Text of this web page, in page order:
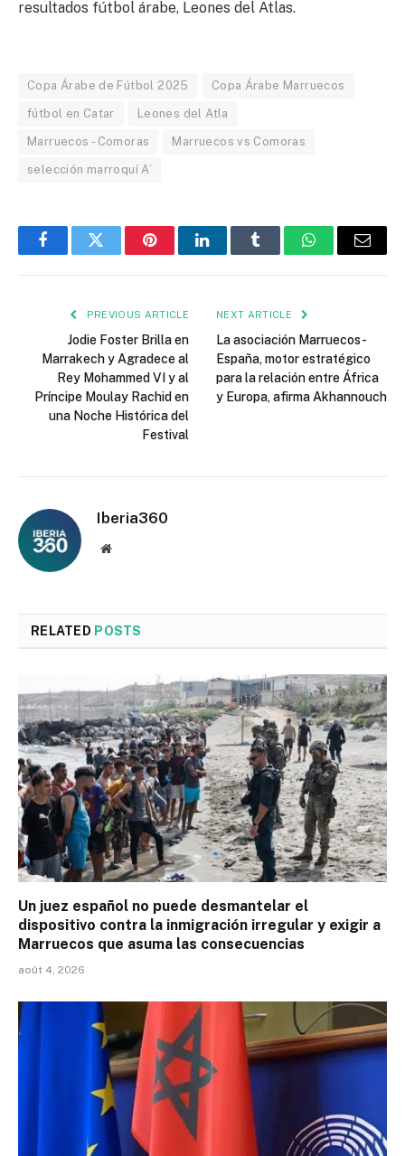
resultados fútbol árabe, Leones del Atlas.
Copa Árabe de Fútbol 2025 Copa Árabe Marruecos
fútbol en Catar Leones del Atla
Marruecos - Comoras Marruecos vs Comoras
selección marroquí A’
FacebookTwitter PinterestLinkedInTumblr WhatsAppEmail
PREVIOUS ARTICLE
Jodie Foster Brilla en
Marrakech y Agradece al
Rey Mohammed VI y al
Príncipe Moulay Rachid en
una Noche Histórica del
Festival
NEXT ARTICLE
La asociación Marruecos-
España, motor estratégico
para la relación entre África
y Europa, afirma Akhannouch
Iberia360
Website
RELATED POSTS
Un juez español no puede desmantelar el
dispositivo contra la inmigración irregular y exigir a
Marruecos que asuma las consecuencias
août 4, 2026